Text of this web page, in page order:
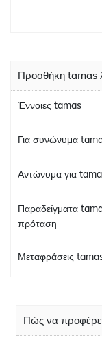
Προσθήκη tamas
Έννοιες tamas
Για συνώνυμα
Αντώνυμα για
Παραδείγματα
πρόταση
Μεταφράσεις
Πώς να